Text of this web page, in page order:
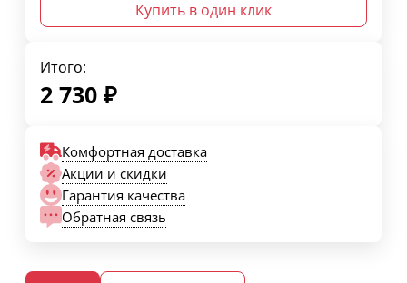
Купить в один клик
Итого:
2 730 ₽
Комфортная доставка
Акции и скидки
Гарантия качества
Обратная связь